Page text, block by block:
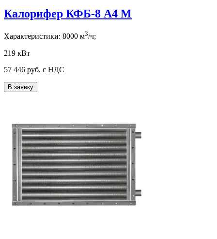
Калорифер КФБ-8 А4 М
Характеристики: 8000 м3/ч;
219 кВт
57 446 руб. с НДС
В заявку